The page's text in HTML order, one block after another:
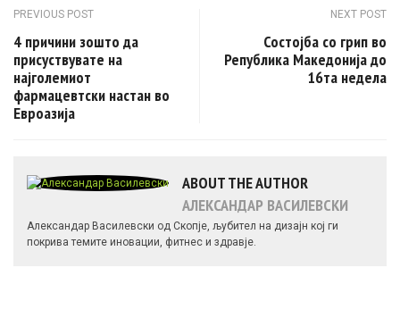
Post navigation
PREVIOUS POST
4 причини зошто да
присуствувате на
најголемиот
фармацевтски настан во
Евроазија
NEXT POST
Состојба со грип во
Република Македонија до
16та недела
ABOUT THE AUTHOR
АЛЕКСАНДАР ВАСИЛЕВСКИ
Александар Василевски од Скопје, љубител на дизајн кој ги
покрива темите иновации, фитнес и здравје.